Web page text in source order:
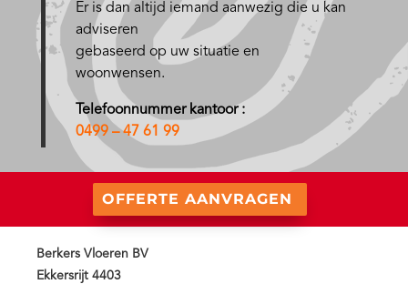
Er is dan altijd iemand aanwezig die u kan
adviseren
gebaseerd op uw situatie en
woonwensen.
Telefoonnummer kantoor :
0499 – 47 61 99
OFFERTE AANVRAGEN
Berkers Vloeren BV
Ekkersrijt 4403